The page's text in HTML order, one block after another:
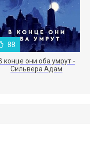
88
конце они оба умрут -
Сильвера Адам